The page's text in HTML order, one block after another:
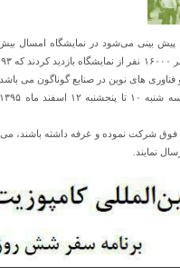
های نوین در صنایع گوناگون می باشد.